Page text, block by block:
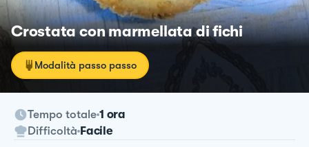
Crostata con marmellata di fichi
Modalità passo passo
Tempo totale 1 ora
Difficoltà Facile